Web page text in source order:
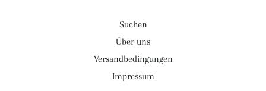
Suchen
Über uns
Versandbedingungen
Impressum